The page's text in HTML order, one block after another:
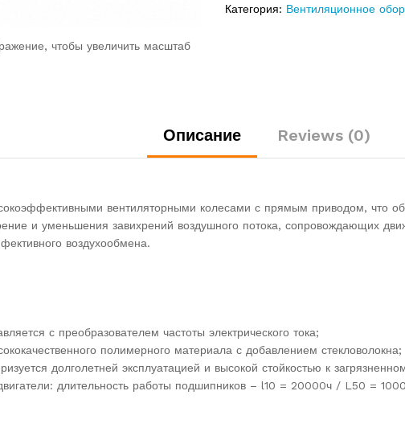
чтобы увеличить масштаб
Категория: Вентиляционное
Описание Reviews (0)
вентиляторными колесами с прямым приводом, что
и уменьшения завихрений воздушного потока, сопровождающих
воздухообмена.
с преобразователем частоты электрического тока;
полимерного материала с добавлением стекловолокна;
долголетней эксплуатацией и высокой стойкостью к
длительность работы подшипников – l10 = 20000ч / L50 =